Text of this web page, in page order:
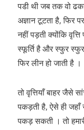
पडी थी जब तक वो
अज्ञान टूटता है, फिर
नहीं पड़ती क्योंकि
स्फूर्ति है और स्फुर
फिर लीन हो जाती है ।
तो वृत्तियाँ बाहर जैसे
पकड़ती है, ऐसे ही जहाँ से
पकड़ सकती । तो